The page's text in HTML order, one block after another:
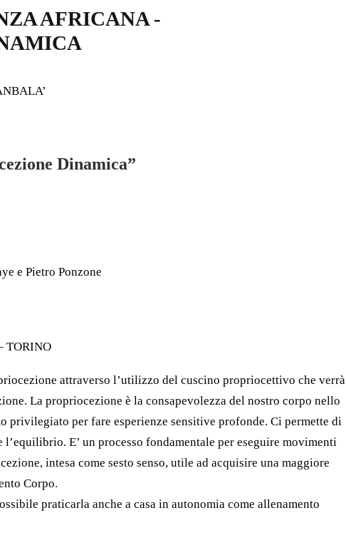
AFRICANA -
Dinamica”
e Pietro Ponzone
TORINO
attraverso l’utilizzo del cuscino propriocettivo che verrà
La propriocezione è la consapevolezza del nostro corpo nello
privilegiato per fare esperienze sensitive profonde. Ci permette di
l’equilibrio. E’ un processo fondamentale per eseguire movimenti
intesa come sesto senso, utile ad acquisire una maggiore
Corpo.
praticarla anche a casa in autonomia come allenamento